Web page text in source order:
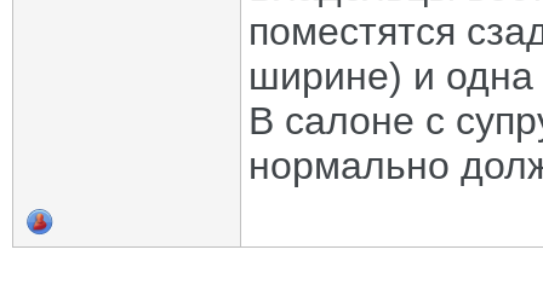
поместятся
ширине) и
В салоне с
нормально